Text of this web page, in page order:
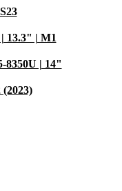
13.3" | M1
8350U | 14"